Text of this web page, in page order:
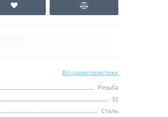
Всі характеристики
Резьба
32
Сталь